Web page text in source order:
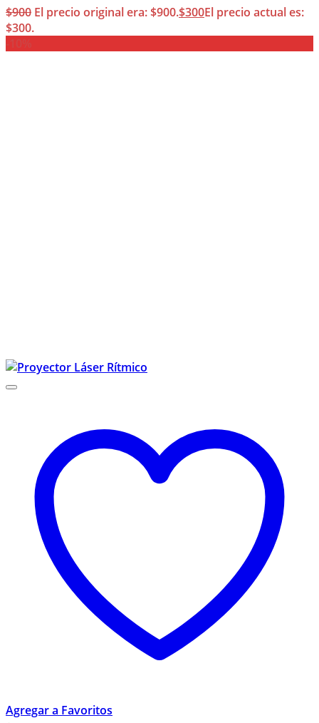
$900 El precio original era: $900.$300El precio actual es:
$300.
Agregar a Favoritos